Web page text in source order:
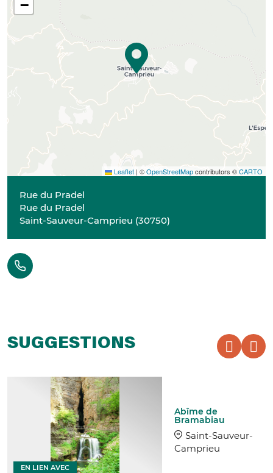
−
Leaflet | ©OpenStreetMapcontributors ©CARTO
Rue du Pradel
Rue du Pradel
Saint-Sauveur-Camprieu (30750)
SUGGESTIONS
Abîme de
Bramabiau
Saint-Sauveur-
Camprieu
EN LIEN AVEC